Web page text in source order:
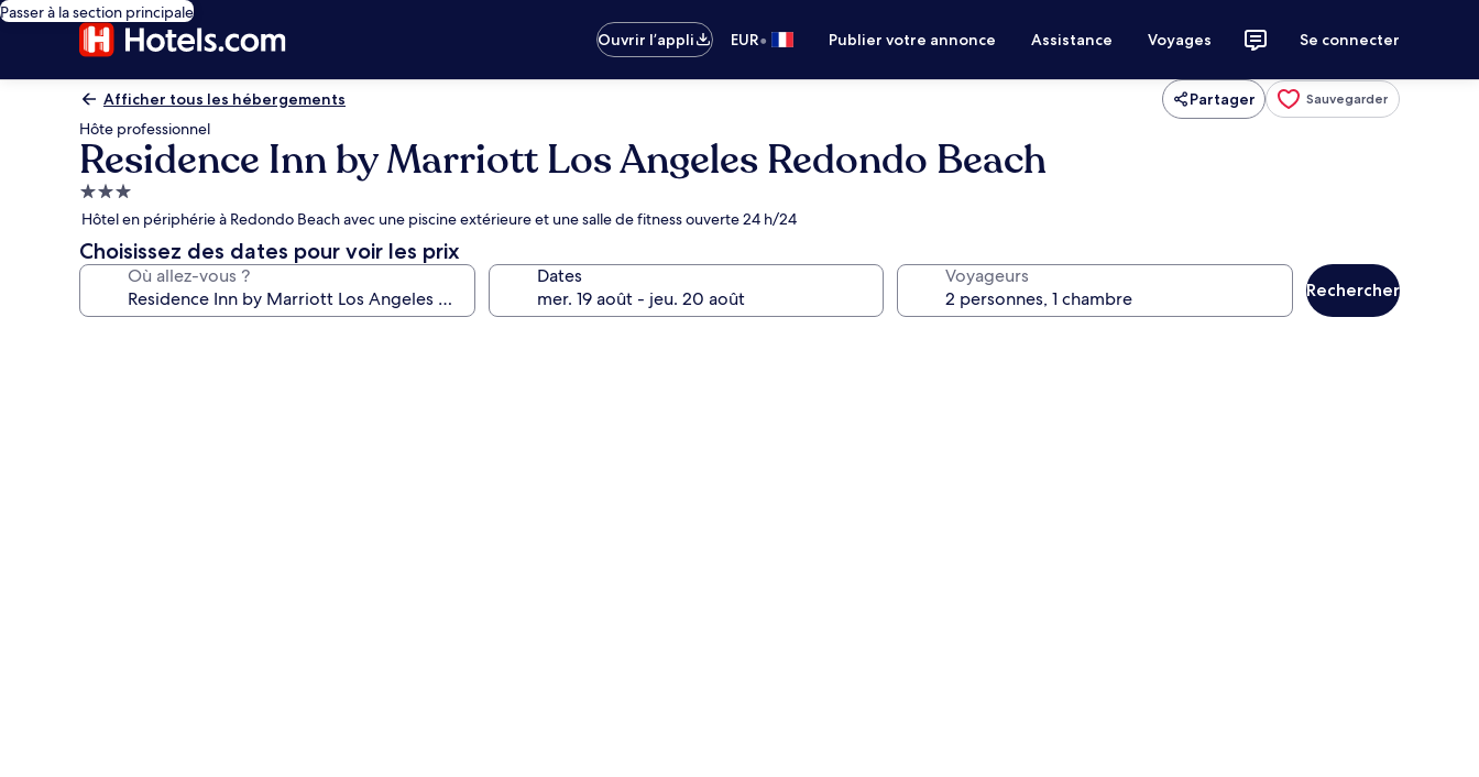
Passer à la section principale
Ouvrir l’appli
EUR• Publier votre annonce Assistance Voyages Se connecter
Afficher tous les hébergements Partager Sauvegarder
Hôte professionnel
Residence Inn by Marriott Los Angeles Redondo Beach
Hébergement
3.0 étoiles
Hôtel en périphérie à Redondo Beach avec une piscine extérieure et une salle de fitness ouverte 24 h/24
Choisissez des dates pour voir les prix
Où allez-vous ? Dates Voyageurs
Rechercher